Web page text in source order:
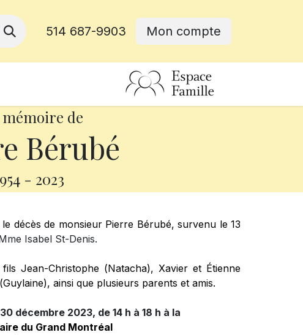
514 687-9903 Mon compte
mémoire de
Bérubé
- 2023
décès de monsieur Pierre Bérubé, survenu le 13
Isabel St-Denis.
Jean-Christophe (Natacha), Xavier et Étienne
ainsi que plusieurs parents et amis.
décembre 2023, de 14 h à 18 h à la
du Grand Montréal